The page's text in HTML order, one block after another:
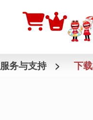
服务与支持 > 下